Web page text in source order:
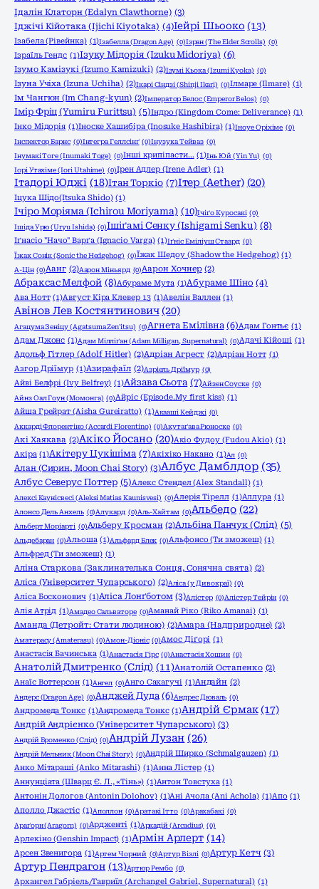
Ідалін Клаторн (Edalyn Clawthorne) (3)
Іджічі Кійотака (Ijichi Kiyotaka) (4)Іейрі Шьооко (13)
Ізабела (Рівейнка) (1)Ізабелла (Dragon Age) (0)Ізран (The Elder Scrolls) (0)
Ізраїль Гендс (1)Ізуку Мідорія (Izuku Midoriya) (6)
Ізумо Камізукі (Izumo Kamizuki) (2)Ізумі Кьока (Izumi Kyoka) (0)
Ізуна Учіха (Izuna Uchiha) (2)Ікарі Сіндзі (Shinji Ikari) (0)Ілмаре (Ilmare) (1)
Ім Чангюн (Im Chang-kyun) (2)Імператор Белос (Emperor Belos) (0)
Імір Фріц (Yumiru Furittsu) (5)Індро (Kingdom Come: Deliverance) (1)
Інко Мідорія (1)Іноске Хашибіра (Inosuke Hashibira) (1)Іноуе Оріхіме (0)
Інспектор Барнс (0)Інтегра Геллсінґ (0)Інузука Тейваз (0)
Інумакі Тоге (Inumaki Toge) (0)Інші крипіпасти... (1)Інь Юй (Yin Yu) (0)
Іорі Утахіме (Iori Utahime) (0)Ірен Адлер (Irene Adler) (1)
Ітадорі Юджі (18)Ітан Торкіо (7)Ітер (Aether) (20)
Іцука Шідо(Itsuka Shido) (1)
Ічіро Моріяма (Ichirou Moriyama) (10)Ічіґо Куросакі (0)
Ішіда Урю (Uryu Ishida) (0)Ішіґамі Сенку (Ishigami Senku) (8)
Іґнасіо "Начо" Варґа (Ignacio Varga) (1)Іґніс Еміліуш Стаард (0)
Їжак Сонік (Sonic the Hedgehog) (0)Їжак Шедоу (Shadow the Hedgehog) (1)
А-Цін (0)Аанг (2)Аарон Міньярд (0)Аарон Хочнер (2)
Абраксас Мелфой (8)Абураме Мута (1)Абураме Шіно (4)
Ава Нотт (1)Август Кіра Клевер 13 (1)Авелін Валлен (1)
Авінов Лев Костянтинович (20)
Агацума Зеніцу (Agatsuma Zen'itsu) (0)Агнета Емілівна (6)Адам Гонтьє (1)
Адам Джонс (1)Адам Мілліґан (Adam Milligan, Supernatural) (0)Адачі Кійоші (1)
Адольф Гітлер (Adolf Hitler) (2)Адріан Агрест (2)Адріан Нотт (1)
Азгор Дріїмур (1)Азирафаїл (2)Азріель Дріїмур (0)
Айві Белфрі (Ivy Belfrey) (1)Айзава Сьота (7)Айзен Соуске (0)
Айнз Оал Гоун (Момонга) (0)Айріс (Episode.My first kiss) (1)
Айша Грейрат (Aisha Gureiratto) (1)Акааші Кейджі (0)
Аккарді Флорентіно (Accardi Florentino) (0)Акутаґава Рюноске (0)
Акі Хаякава (2)Акіко Йосано (20)Акіо Фудоу (Fudou Akio) (1)
Акіра (1)Акітеру Цукішіма (7)Акіхіко Накано (1)Ал (0)
Алан (Сирин, Moon Chai Story) (3)Албус Дамблдор (35)
Албус Северус Поттер (5)Алекс Стендел (Alex Standall) (1)
Алексі Каунісвесі (Aleksi Matias Kaunisvesi) (0)Алерія Тірелл (1)Аллура (1)
Алонсо Дель Анхель (0)Алукард (0)Аль-Хайтам (0)Альбедо (22)
Альберт Моріарті (0)Альберу Кросман (2)Альбіна Панчук (Слід) (5)
Альдебаран (0)Альоша (1)Альфард Блек (0)Альфонсо (Ти зможеш) (1)
Альфред (Ти зможеш) (1)
Аліна Старкова (Заклинателька Сонця, Сонячна свята) (2)
Аліса (Університет Чупарського) (2)Аліса (у Дивокраї) (0)
Аліса Босконович (1)Аліса Лонґботом (3)Алістер (0)Алістер Тейрін (0)
Алія Атрід (1)Амадео Сальваторе (0)Аманай Ріко (Riko Amanai) (1)
Аманда (Детройт: Стати людиною) (2)Амара (Надприродне) (2)
Аматерасу (Amaterasu) (0)Амон-Діоніс (0)Амос Діґорі (1)
Анастасія Бачинська (1)Анастасія Гірс (0)Анастасія Хошин (0)
Анатолій Дмитренко (Слід) (11)Анатолій Остапенко (2)
Анаїс Воттерсон (1)Ангел (0)Анго Сакагучі (1)Андайн (2)
Андерс (Dragon Age) (0)Анджей Дуда (6)Андрес Дюваль (0)
Андромеда Тонкс (1)Андромеда Тонкс (1)Андрій Єрмак (17)
Андрій Андрієнко (Університет Чупарського) (3)
Андрій Броменко (Слід) (0)Андрій Лузан (26)
Андрій Мельник (Moon Chai Story) (0)Андрій Ширко (Schmalgauzen) (1)
Анко Мітараші (Anko Mitarashi) (1)Анна Лістер (1)
Аннунціата (Шварц Є. Л., «Тінь») (1)Антон Товстуха (1)
Антонін Дологов (Antonin Dolohov) (1)Ані Ачола (Ani Achola) (1)Апо (1)
Аполло Джастіс (1)Аполлон (0)Аратакі Ітто (0)Арахабакі (0)
Араґорн (Aragorn) (0)Ардженті (1)Аркадій (Arcadius) (0)
Арлекіно (Genshin Impact) (1)Армін Арлерт (14)
Арсен Звенигора (1)Артем Чорний (0)Артур Візлі (0)Артур Кетч (3)
Артур Пендрагон (13)Артюр Рембо (0)
Архангел Габріель/Гавриїл (Archangel Gabriel, Supernatural) (1)